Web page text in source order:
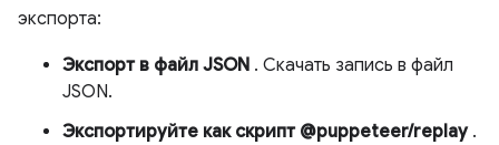
экспорта:
Экспорт в файл JSON . Скачать запись в файл
JSON.
Экспортируйте как скрипт @puppeteer/replay.